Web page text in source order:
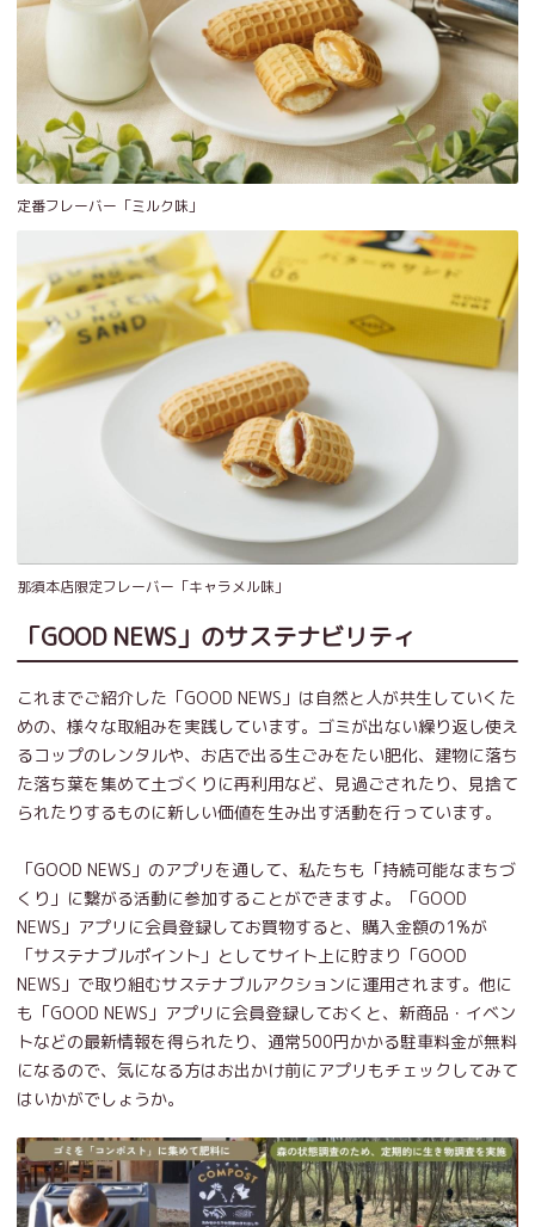
定番フレーバー「ミルク味」
那須本店限定フレーバー「キャラメル味」
「GOOD NEWS」のサステナビリティ
これまでご紹介した「GOOD NEWS」は自然と人が共生していくた
めの、様々な取組みを実践しています。ゴミが出ない繰り返し使え
るコップのレンタルや、お店で出る生ごみをたい肥化、建物に落ち
た落ち葉を集めて土づくりに再利用など、見過ごされたり、見捨て
られたりするものに新しい価値を生み出す活動を行っています。
「GOOD NEWS」のアプリを通して、私たちも「持続可能なまちづ
くり」に繋がる活動に参加することができますよ。「GOOD
NEWS」アプリに会員登録してお買物すると、購入金額の1%が
「サステナブルポイント」としてサイト上に貯まり「GOOD
NEWS」で取り組むサステナブルアクションに運用されます。他に
も「GOOD NEWS」アプリに会員登録しておくと、新商品・イベン
トなどの最新情報を得られたり、通常500円かかる駐車料金が無料
になるので、気になる方はお出かけ前にアプリもチェックしてみて
はいかがでしょうか。